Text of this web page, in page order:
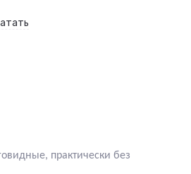
практически без